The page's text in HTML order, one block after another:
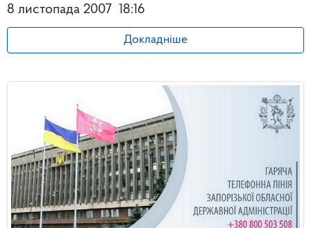
8 листопада 2007 18:16
Докладніше